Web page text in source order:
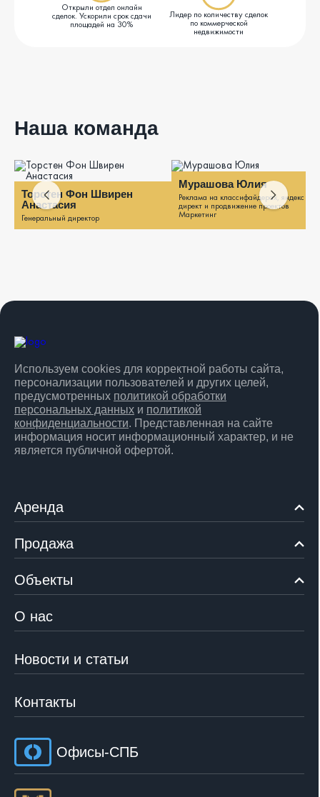
Открыли отдел онлайн
сделок. Ускорили срок сдачи
площадей на 30%
Лидер по количеству сделок
по коммерческой
недвижимости
Наша команда
Торстен Фон Швирен
Анастасия
Генеральный директор
Мурашова Юлия
Реклама на классифайдерах, яндекс
директ и продвижение проектов
Маркетинг
Используем cookies для корректной работы сайта,
персонализации пользователей и других целей,
предусмотренных политикой обработки
персональных данных и политикой
конфиденциальности. Представленная на сайте
информация носит информационный характер, и не
является публичной офертой.
Аренда
Продажа
Объекты
О нас
Новости и статьи
Контакты
Офисы-СПБ